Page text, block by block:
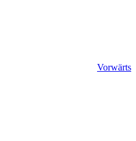
Vorwärts